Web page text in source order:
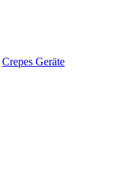
Crepes Geräte